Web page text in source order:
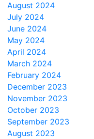
August 2024
July 2024
June 2024
May 2024
April 2024
March 2024
February 2024
December 2023
November 2023
October 2023
September 2023
August 2023